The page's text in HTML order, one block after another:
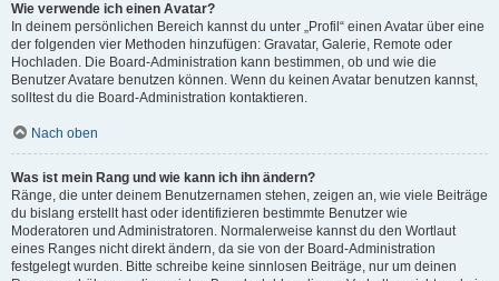
Wie verwende ich einen Avatar?
In deinem persönlichen Bereich kannst du unter „Profil“ einen Avatar über eine
der folgenden vier Methoden hinzufügen: Gravatar, Galerie, Remote oder
Hochladen. Die Board-Administration kann bestimmen, ob und wie die
Benutzer Avatare benutzen können. Wenn du keinen Avatar benutzen kannst,
solltest du die Board-Administration kontaktieren.
Nach oben
Was ist mein Rang und wie kann ich ihn ändern?
Ränge, die unter deinem Benutzernamen stehen, zeigen an, wie viele Beiträge
du bislang erstellt hast oder identifizieren bestimmte Benutzer wie
Moderatoren und Administratoren. Normalerweise kannst du den Wortlaut
eines Ranges nicht direkt ändern, da sie von der Board-Administration
festgelegt wurden. Bitte schreibe keine sinnlosen Beiträge, nur um deinen